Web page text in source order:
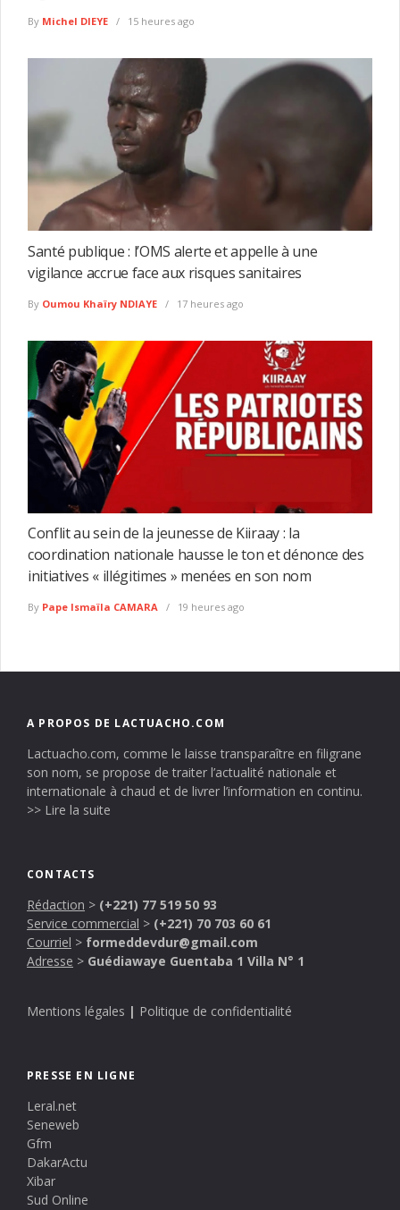
By Michel DIEYE 15 heures ago
Santé publique : l’OMS alerte et appelle à une
vigilance accrue face aux risques sanitaires
By Oumou Khaïry NDIAYE 17 heures ago
Conflit au sein de la jeunesse de Kiiraay : la
coordination nationale hausse le ton et dénonce des
initiatives « illégitimes » menées en son nom
By Pape Ismaïla CAMARA 19 heures ago
A PROPOS DE LACTUACHO.COM
Lactuacho.com, comme le laisse transparaître en filigrane
son nom, se propose de traiter l’actualité nationale et
internationale à chaud et de livrer l’information en continu.
>> Lire la suite
CONTACTS
Rédaction > (+221) 77 519 50 93
Service commercial > (+221) 70 703 60 61
Courriel > formeddevdur@gmail.com
Adresse > Guédiawaye Guentaba 1 Villa N° 1
Mentions légales | Politique de confidentialité
PRESSE EN LIGNE
Leral.net
Seneweb
Gfm
DakarActu
Xibar
Sud Online